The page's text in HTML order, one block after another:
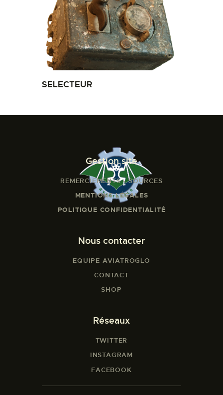
SELECTEUR
Gestion site
REMERCIEMENTS - SOURCES
MENTIONS LÉGALES
POLITIQUE CONFIDENTIALITÉ
Nous contacter
EQUIPE AVIATROGLO
CONTACT
SHOP
Réseaux
TWITTER
INSTAGRAM
FACEBOOK